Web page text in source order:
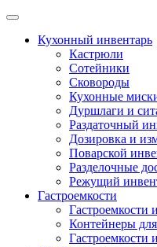
Skip
contentКухонный инвентарь
Кастрюли
Сотейники
Сковороды
Кухонные
Дуршлаги и
Раздаточный
Дозировка и
Поварской
Разделочные
Режущий
Гастроемкости
Гастроемкости
Контейнеры
Гастроемкости